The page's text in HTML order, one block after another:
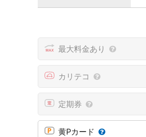
最大料金あり
カリテコ
定期券
黄Pカード